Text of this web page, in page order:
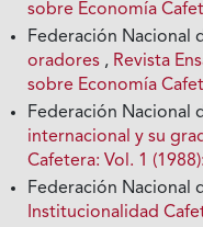
sobre Economía
Federación Nacional
oradores , Revista
sobre Economía
Federación Nacional
internacional y su
Cafetera: Vol. 1
Federación Nacional
Institucionalidad